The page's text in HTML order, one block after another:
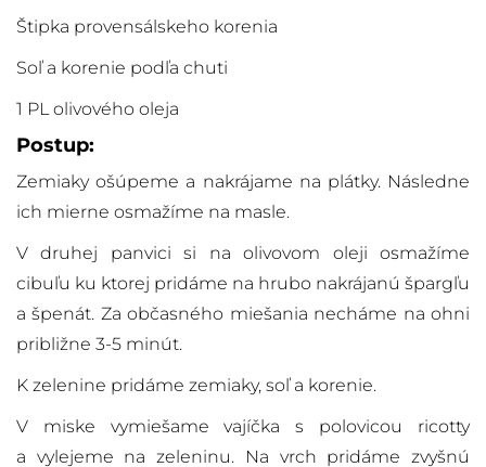
Štipka provensálskeho korenia
Soľ a korenie podľa chuti
1 PL olivového oleja
Postup:
Zemiaky ošúpeme a nakrájame na plátky. Následne
ich mierne osmažíme na masle.
V druhej panvici si na olivovom oleji osmažíme
cibuľu ku ktorej pridáme na hrubo nakrájanú špargľu
a špenát. Za občasného miešania necháme na ohni
približne 3-5 minút.
K zelenine pridáme zemiaky, soľ a korenie.
V miske vymiešame vajíčka s polovicou ricotty
a vylejeme na zeleninu. Na vrch pridáme zvyšnú